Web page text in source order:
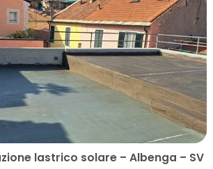
lastrico solare – Albenga – SV